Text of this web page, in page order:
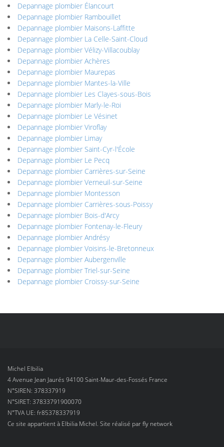
Depannage plombier Élancourt
Depannage plombier Rambouillet
Depannage plombier Maisons-Laffitte
Depannage plombier La Celle-Saint-Cloud
Depannage plombier Vélizy-Villacoublay
Depannage plombier Achères
Depannage plombier Maurepas
Depannage plombier Mantes-la-Ville
Depannage plombier Les Clayes-sous-Bois
Depannage plombier Marly-le-Roi
Depannage plombier Le Vésinet
Depannage plombier Viroflay
Depannage plombier Limay
Depannage plombier Saint-Cyr-l'École
Depannage plombier Le Pecq
Depannage plombier Carrières-sur-Seine
Depannage plombier Verneuil-sur-Seine
Depannage plombier Montesson
Depannage plombier Carrières-sous-Poissy
Depannage plombier Bois-d'Arcy
Depannage plombier Fontenay-le-Fleury
Depannage plombier Andrésy
Depannage plombier Voisins-le-Bretonneux
Depannage plombier Aubergenville
Depannage plombier Triel-sur-Seine
Depannage plombier Croissy-sur-Seine
Michel Elbilia
4 Avenue Jean Jaurés 94100 Saint-Maur-des-Fossés France
N°SIREN: 378337919
N°SIRET: 37833791900070
N°TVA UE: fr85378337919
Ce site appartient à Elbilia Michel. Site réalisé parfly network